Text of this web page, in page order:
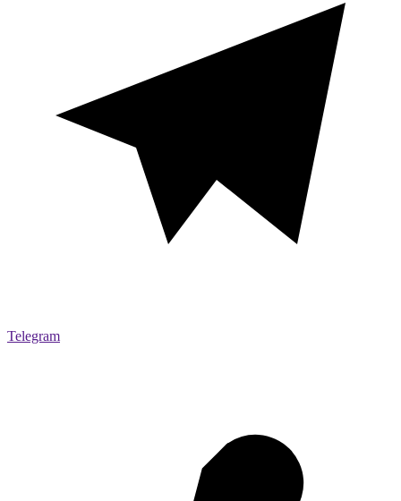
Telegram